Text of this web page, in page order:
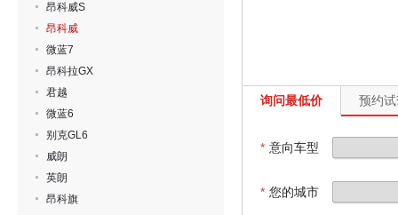
昂科威S
昂科威
微蓝7
昂科拉GX
君越
微蓝6
别克GL6
威朗
英朗
昂科旗
询问最低价 预约
* 意向车型
* 您的城市